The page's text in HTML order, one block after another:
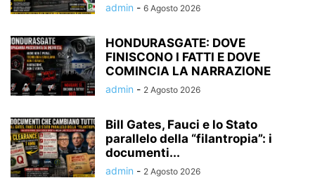
admin - 6 Agosto 2026
HONDURASGATE: DOVE
FINISCONO I FATTI E DOVE
COMINCIA LA NARRAZIONE
admin - 2 Agosto 2026
Bill Gates, Fauci e lo Stato
parallelo della “filantropia”: i
documenti...
admin - 2 Agosto 2026